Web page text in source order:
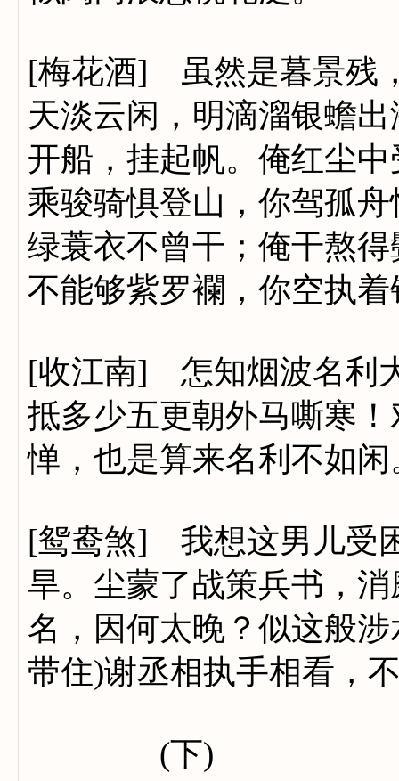
[梅花酒] 虽然是暮景残
天淡云闲，明滴溜银蟾
开船，挂起帆。俺红尘
乘骏骑惧登山，你驾孤
绿蓑衣不曾干；俺干熬
不能够紫罗襴，你空执
[收江南] 怎知烟波名利
抵多少五更朝外马嘶寒
惮，也是算来名利不如闲
[鸳鸯煞] 我想这男儿受
旱。尘蒙了战策兵书，
名，因何太晚？似这般
带住)谢丞相执手相看，
(下)